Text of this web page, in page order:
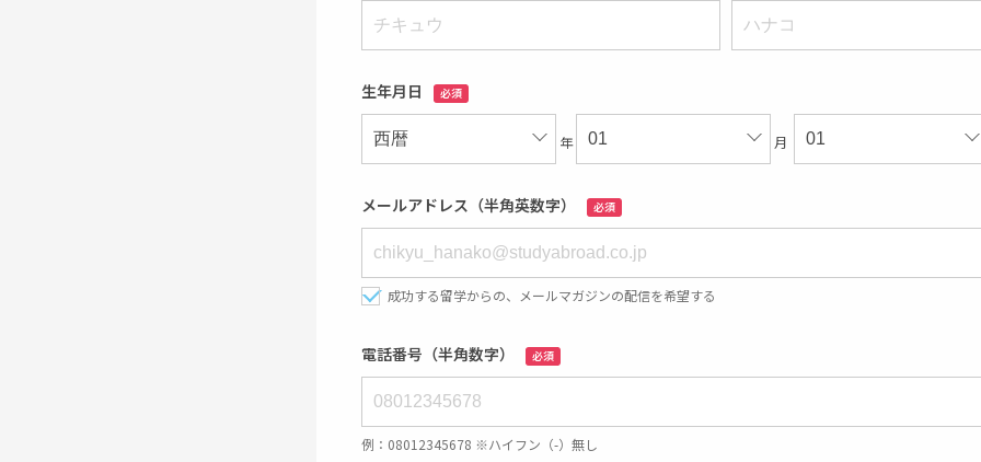
生年月日 必須
年 月
メールアドレス（半角英数字） 必須
成功する留学からの、メールマガジンの配信を希望する
電話番号（半角数字） 必須
例：08012345678 ※ハイフン（-）無し